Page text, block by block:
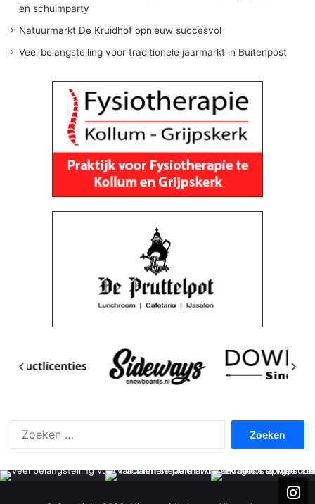
en schuimparty
Natuurmarkt De Kruidhof opnieuw succesvol
Veel belangstelling voor traditionele jaarmarkt in Buitenpost